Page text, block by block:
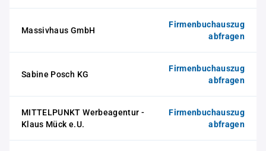
Massivhaus GmbH
Firmenbuchauszug
abfragen
Sabine Posch KG
Firmenbuchauszug
abfragen
MITTELPUNKT Werbeagentur -
Klaus Mück e.U.
Firmenbuchauszug
abfragen